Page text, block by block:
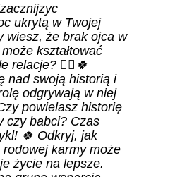
ukrytą w Twojej
wiesz, że brak ojca w
kształtować
relacje? 🍀‍♀️🍀
nad swoją historią i
odgrywają w niej
powielasz historię
czy babci? Czas
🍀 Odkryj, jak
karmy może
życie na lepsze.